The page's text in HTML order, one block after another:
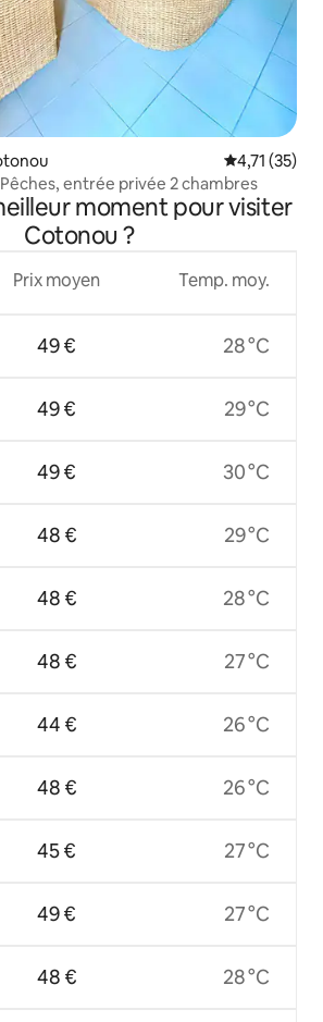
Évaluation
4,71 (35)
10mn Plage Route Pêches, entrée privée 2 chambres
moment pour visiter
Cotonou ?
Prix moyen
49 €
49 €
49 €
48 €
48 €
48 €
44 €
48 €
45 €
49 €
48 €
Temp. moy.
28 °C
29 °C
30 °C
29 °C
28 °C
27 °C
26 °C
26 °C
27 °C
27 °C
28 °C